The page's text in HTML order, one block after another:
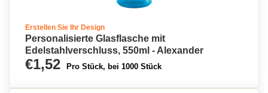
Erstellen Sie Ihr Design
Personalisierte Glasflasche mit
Edelstahlverschluss, 550ml - Alexander
€1,52 Pro Stück, bei 1000 Stück